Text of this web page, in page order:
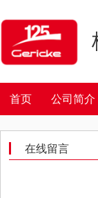
首页 公司简介
在线留言